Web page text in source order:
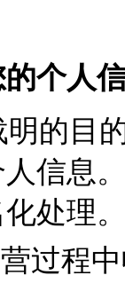
个人
的目
信息
处理
过程